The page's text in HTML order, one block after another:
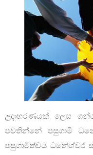
උදාහරණයක් ලෙස
පවතින්නේ පසුගාමි
පසුගාමිත්වය ධනේශ්වර